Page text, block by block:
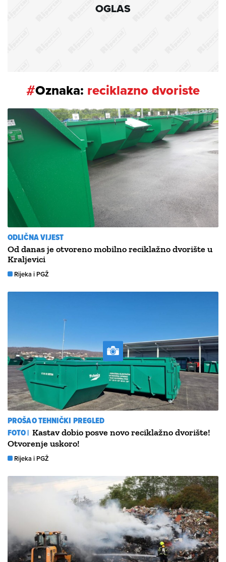
OGLAS
#Oznaka: reciklazno dvoriste
ODLIČNA VIJEST
Od danas je otvoreno mobilno reciklažno dvorište u
Kraljevici
Rijeka i PGŽ
PROŠAO TEHNIČKI PREGLED
FOTO | Kastav dobio posve novo reciklažno dvorište!
Otvorenje uskoro!
Rijeka i PGŽ